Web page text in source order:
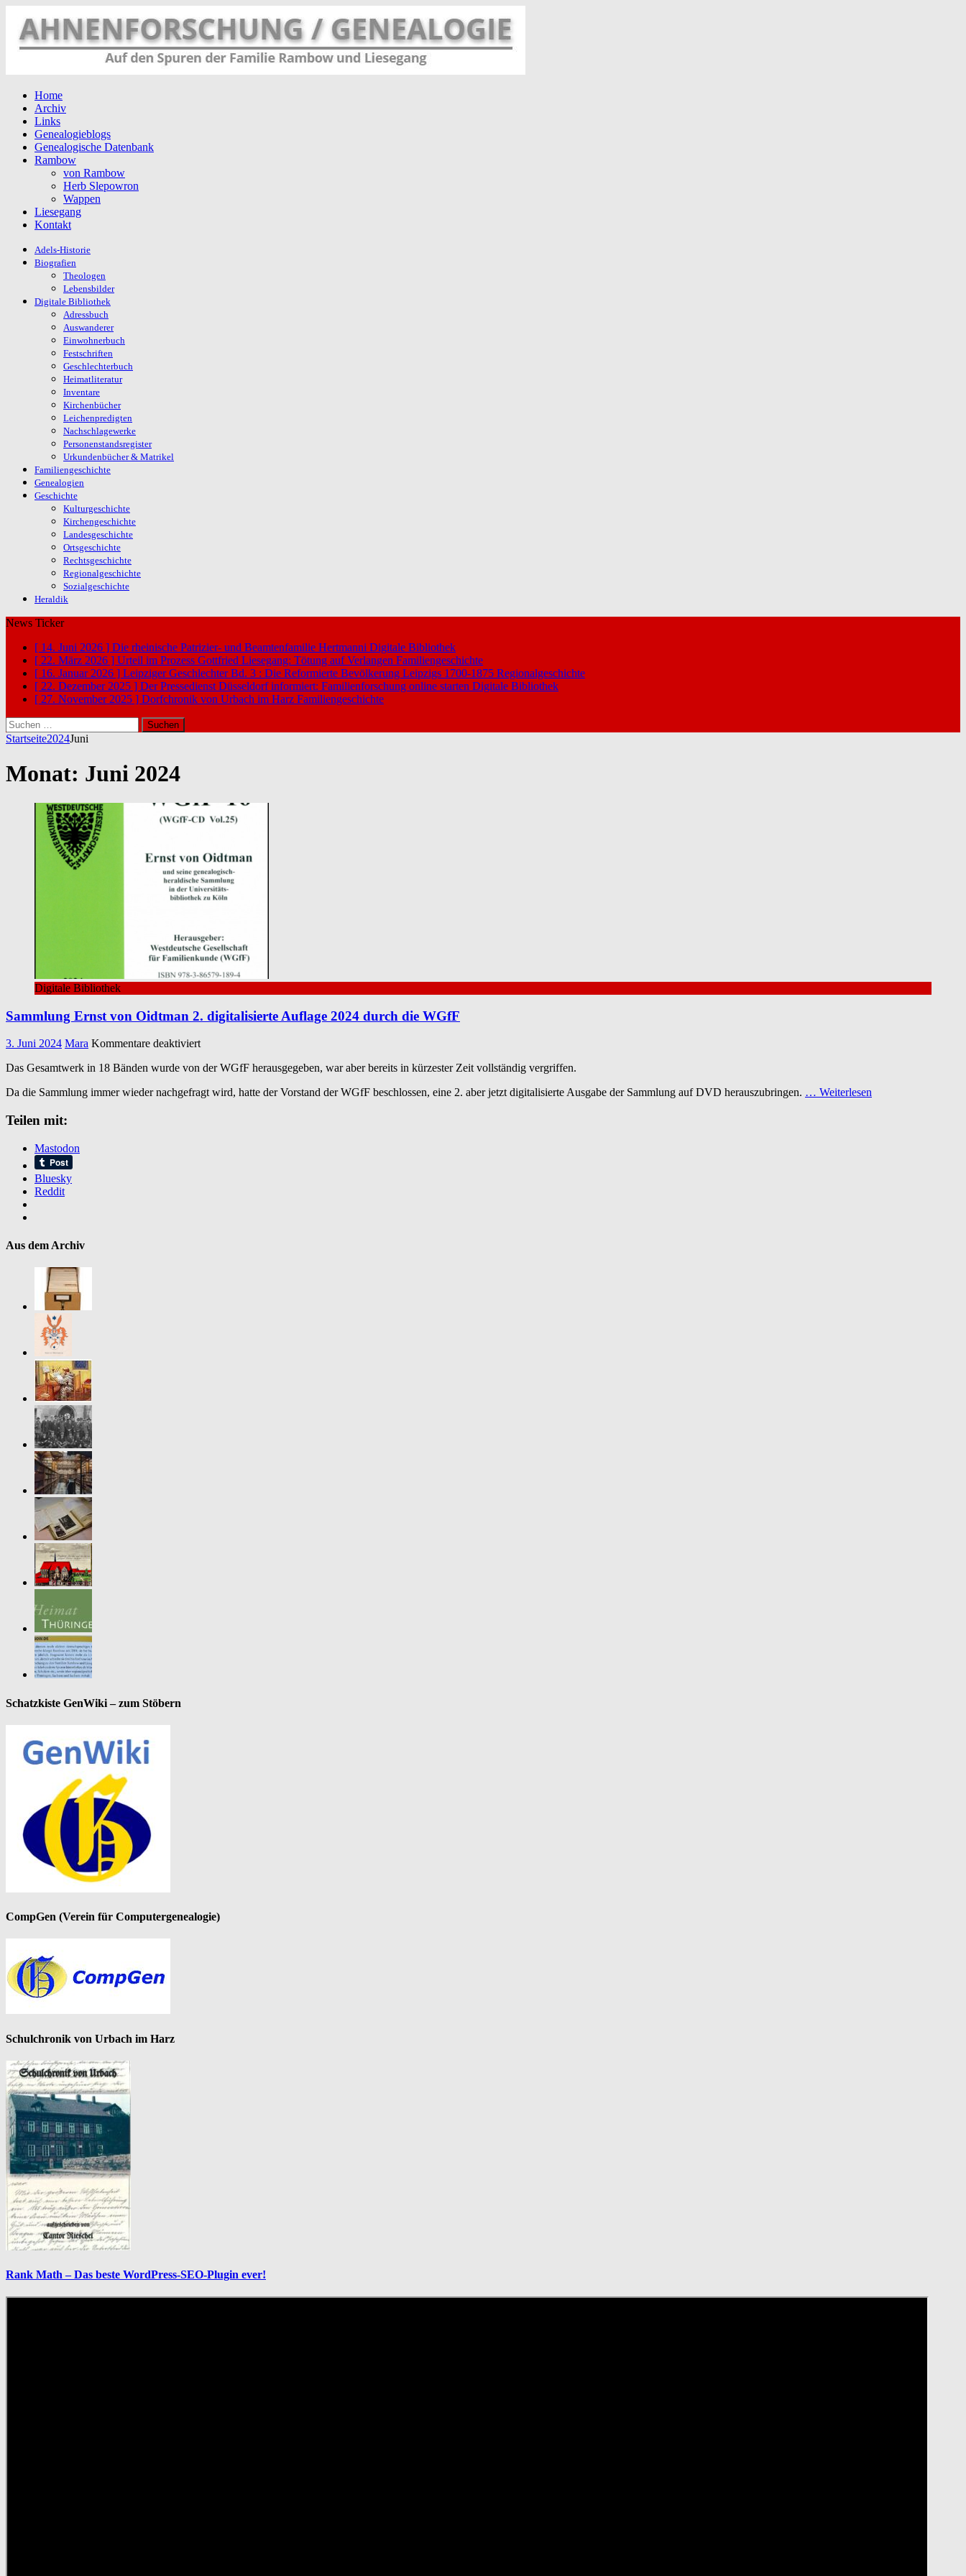
Home
Archiv
Links
Genealogieblogs
Genealogische Datenbank
Rambow
von Rambow
Herb Slepowron
Wappen
Liesegang
Kontakt
Adels-Historie
Biografien
Theologen
Lebensbilder
Digitale Bibliothek
Adressbuch
Auswanderer
Einwohnerbuch
Festschriften
Geschlechterbuch
Heimatliteratur
Inventare
Kirchenbücher
Leichenpredigten
Nachschlagewerke
Personenstandsregister
Urkundenbücher & Matrikel
Familiengeschichte
Genealogien
Geschichte
Kulturgeschichte
Kirchengeschichte
Landesgeschichte
Ortsgeschichte
Rechtsgeschichte
Regionalgeschichte
Sozialgeschichte
Heraldik
News Ticker
[ 14. Juni 2026 ] Die rheinische Patrizier- und Beamtenfamilie Hertmanni Digitale Bibliothek
[ 22. März 2026 ] Urteil im Prozess Gottfried Liesegang: Tötung auf Verlangen Familiengeschichte
[ 16. Januar 2026 ] Leipziger Geschlechter Bd. 3 : Die Reformierte Bevölkerung Leipzigs 1700-1875 Regionalgeschichte
[ 22. Dezember 2025 ] Der Pressedienst Düsseldorf informiert: Familienforschung online starten Digitale Bibliothek
[ 27. November 2025 ] Dorfchronik von Urbach im Harz Familiengeschichte
Suchen
nach:
Startseite2024Juni
Monat: Juni 2024
Digitale Bibliothek
Sammlung Ernst von Oidtman 2. digitalisierte Auflage 2024 durch die WGfF
3. Juni 2024 Mara Kommentare deaktiviertfür
Ernst
Oidtman
Das Gesamtwerk in 18 Bänden wurde von der WGfF herausgegeben, war aber bereits in kürzester Zeit vollständig vergriffen.
Da die Sammlung immer wieder nachgefragt wird, hatte der Vorstand der WGfF beschlossen, eine 2. aber jetzt digitalisierte Ausgabe der Sammlung auf DVD herauszubringen. … Weiterlesen
Teilen mit:
Mastodon
Bluesky
Reddit
Aus dem Archiv
Schatzkiste GenWiki – zum Stöbern
CompGen (Verein für Computergenealogie)
Schulchronik von Urbach im Harz
Rank Math – Das beste WordPress-SEO-Plugin ever!